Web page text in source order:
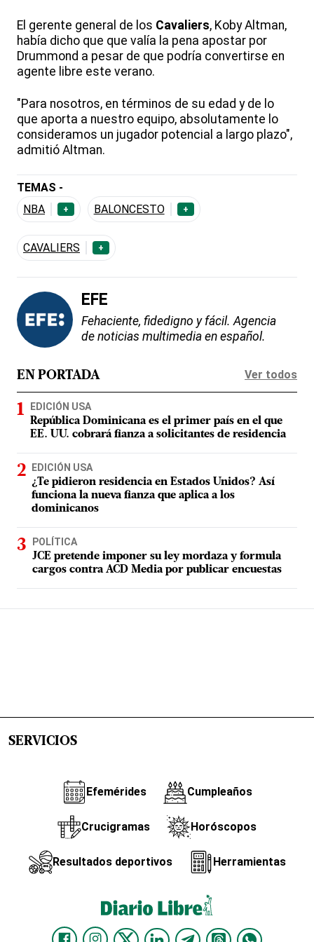
El gerente general de los Cavaliers, Koby Altman,
había dicho que que valía la pena apostar por
Drummond a pesar de que podría convertirse en
agente libre este verano.
"Para nosotros, en términos de su edad y de lo
que aporta a nuestro equipo, absolutamente lo
consideramos un jugador potencial a largo plazo",
admitió Altman.
TEMAS -
NBA
+ BALONCESTO +
CAVALIERS +
EFE
Fehaciente, fidedigno y fácil. Agencia
de noticias multimedia en español.
EN PORTADA Ver todos
EDICIÓN USA
República Dominicana es el primer país en el que
EE. UU. cobrará fianza a solicitantes de residencia
EDICIÓN USA
¿Te pidieron residencia en Estados Unidos? Así
funciona la nueva fianza que aplica a los
dominicanos
POLÍTICA
JCE pretende imponer su ley mordaza y formula
cargos contra ACD Media por publicar encuestas
SERVICIOS
Efemérides Cumpleaños
Crucigramas Horóscopos
Resultados deportivos Herramientas